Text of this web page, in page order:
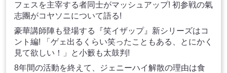
フェスを主宰する者同士がマッシュアップ! 初参戦の氣
志團がコヤソニについて語る!
豪華講師陣も登場する『笑イザップ』新シリーズはコ
ント編! 「ゲェ出るくらい笑ったこともある、とにかく
見て欲しい！」と小籔も太鼓判!
8年間の活動を終えて、ジェニーハイ解散の理由は食